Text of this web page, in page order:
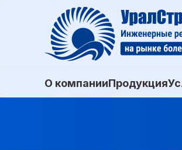
О компанииПродукция